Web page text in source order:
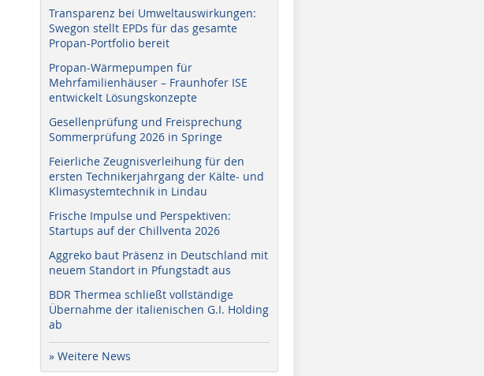
Transparenz bei Umweltauswirkungen:
Swegon stellt EPDs für das gesamte
Propan-Portfolio bereit
Propan-Wärmepumpen für
Mehrfamilienhäuser – Fraunhofer ISE
entwickelt Lösungskonzepte
Gesellenprüfung und Freisprechung
Sommerprüfung 2026 in Springe
Feierliche Zeugnisverleihung für den
ersten Technikerjahrgang der Kälte- und
Klimasystemtechnik in Lindau
Frische Impulse und Perspektiven:
Startups auf der Chillventa 2026
Aggreko baut Präsenz in Deutschland mit
neuem Standort in Pfungstadt aus
BDR Thermea schließt vollständige
Übernahme der italienischen G.I. Holding
ab
» Weitere News